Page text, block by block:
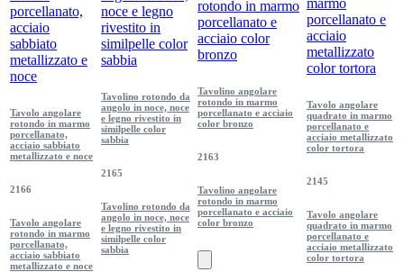
Tavolo angolare
rotondo in marmo
porcellanato,
acciaio sabbiato
metallizzato e noce
2166
Tavolo angolare
rotondo in marmo
porcellanato,
acciaio sabbiato
metallizzato e noce
Tavolino rotondo da
angolo in noce, noce
e legno rivestito in
similpelle color
sabbia
2165
Tavolino rotondo da
angolo in noce, noce
e legno rivestito in
similpelle color
sabbia
Tavolino angolare
rotondo in marmo
porcellanato e acciaio
color bronzo
2163
Tavolino angolare
rotondo in marmo
porcellanato e acciaio
color bronzo
Tavolo angolare
quadrato in marmo
porcellanato e
acciaio metallizzato
color tortora
2145
Tavolo angolare
quadrato in marmo
porcellanato e
acciaio metallizzato
color tortora